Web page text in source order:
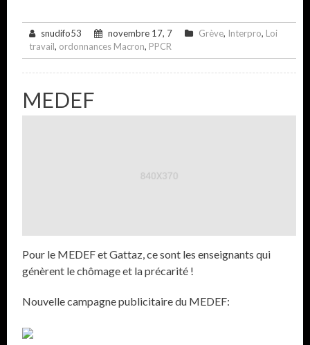
snudifo53 novembre 17, 7 Grève, Interpro, Loi
travail, ordonnances Macron, PPCR
MEDEF
Pour le MEDEF et Gattaz, ce sont les enseignants qui
génèrent le chômage et la précarité !
Nouvelle campagne publicitaire du MEDEF: